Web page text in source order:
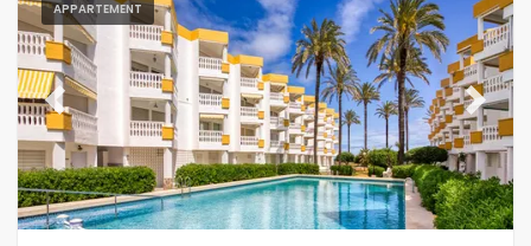
APPARTEMENT
Previous Next